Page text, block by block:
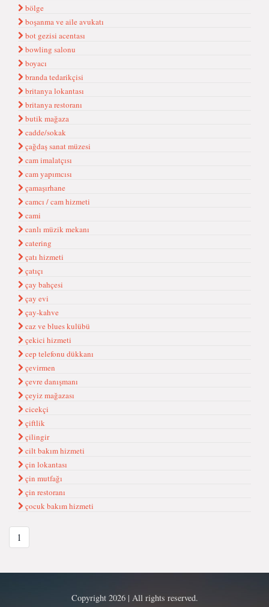
bölge
boşanma ve aile avukatı
bot gezisi acentası
bowling salonu
boyacı
branda tedarikçisi
britanya lokantası
britanya restoranı
butik mağaza
cadde/sokak
çağdaş sanat müzesi
cam imalatçısı
cam yapımcısı
çamaşırhane
camcı / cam hizmeti
cami
canlı müzik mekanı
catering
çatı hizmeti
çatıçı
çay bahçesi
çay evi
çay-kahve
caz ve blues kulübü
çekici hizmeti
cep telefonu dükkanı
çevirmen
çevre danışmanı
çeyiz mağazası
cicekçi
çiftlik
çilingir
cilt bakım hizmeti
çin lokantası
çin mutfağı
çin restoranı
çocuk bakım hizmeti
1
Copyright 2026 | All rights reserved.